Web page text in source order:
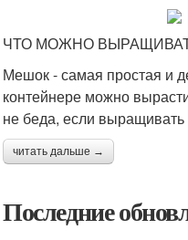
ЧТО МОЖНО
Мешок - самая простая и
контейнере можно
не беда, если
читать дальше →
Последние